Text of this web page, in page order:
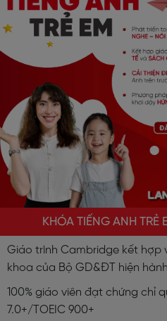
KHÓA TIẾNG ANH TRẺ
Giáo trình Cambridge kết hợp
khoa của Bộ GD&ĐT hiện hành
100% giáo viên đạt chứng chỉ
7.0+/TOEIC 900+